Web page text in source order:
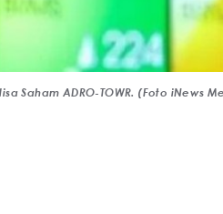
Saham ADRO-TOWR. (Foto iNews